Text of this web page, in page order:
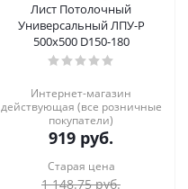
Лист Потолочный
Универсальный ЛПУ-Р
500x500 D150-180
Интернет-магазин
действующая (все розничные
покупатели)
919 руб.
Старая цена
1 148.75руб.